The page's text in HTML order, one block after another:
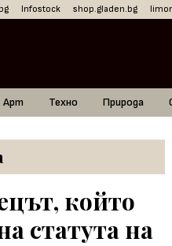
Infostock shop.gladen.bg
Арт Техно Природа
който
статута на